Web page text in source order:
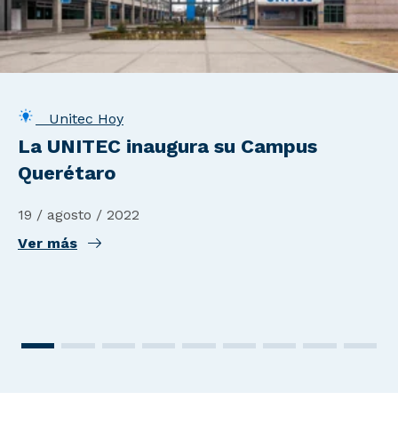
Unitec Hoy
La UNITEC inaugura su Campus
Querétaro
19 / agosto / 2022
Ver más